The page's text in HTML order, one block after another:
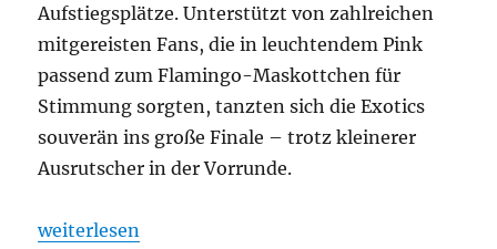
Aufstiegsplätze. Unterstützt von zahlreichen
mitgereisten Fans, die in leuchtendem Pink
passend zum Flamingo-Maskottchen für
Stimmung sorgten, tanzten sich die Exotics
souverän ins große Finale – trotz kleinerer
Ausrutscher in der Vorrunde.
„Zurück in die Regionalliga – Exotics feiern
weiterlesen